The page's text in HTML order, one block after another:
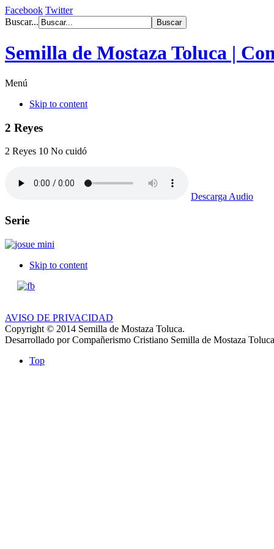
Facebook Twitter
Buscar...
Semilla de Mostaza Toluca |
Menú
Skip to content
2 Reyes
2 Reyes 10 No cuidó
Descarga Audio
Serie
Skip to content
AVISO DE PRIVACIDAD
Copyright © 2014 Semilla de Mostaza Toluca.
Desarrollado por Compañerismo Cristiano Semilla de Mostaza
Top